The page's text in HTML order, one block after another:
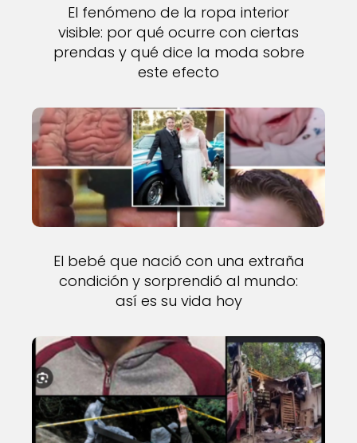
El fenómeno de la ropa interior
visible: por qué ocurre con ciertas
prendas y qué dice la moda sobre
este efecto
El bebé que nació con una extraña
condición y sorprendió al mundo:
así es su vida hoy